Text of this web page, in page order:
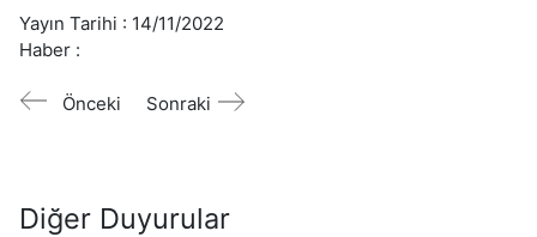
Yayın Tarihi : 14/11/2022
Haber :
Önceki Sonraki
Diğer Duyurular